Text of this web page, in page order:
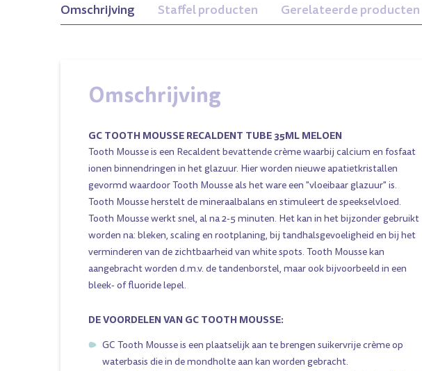
Omschrijving Staffel producten Gerelateerde producten
Omschrijving
GC TOOTH MOUSSE RECALDENT TUBE 35ML MELOEN
Tooth Mousse is een Recaldent bevattende crème waarbij calcium en fosfaat
ionen binnendringen in het glazuur. Hier worden nieuwe apatietkristallen
gevormd waardoor Tooth Mousse als het ware een "vloeibaar glazuur" is.
Tooth Mousse herstelt de mineraalbalans en stimuleert de speekselvloed.
Tooth Mousse werkt snel, al na 2-5 minuten. Het kan in het bijzonder gebruikt
worden na: bleken, scaling en rootplaning, bij tandhalsgevoeligheid en bij het
verminderen van de zichtbaarheid van white spots. Tooth Mousse kan
aangebracht worden d.m.v. de tandenborstel, maar ook bijvoorbeeld in een
bleek- of fluoride lepel.
DE VOORDELEN VAN GC TOOTH MOUSSE:
GC Tooth Mousse is een plaatselijk aan te brengen suikervrije crème op
waterbasis die in de mondholte aan kan worden gebracht.